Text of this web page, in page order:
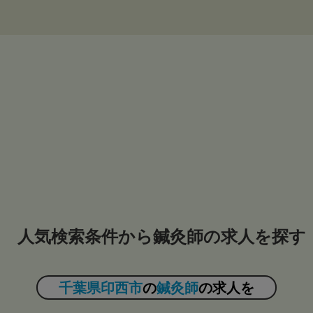
人気検索条件から鍼灸師の求人を探す
千葉県印西市の鍼灸師の求人を